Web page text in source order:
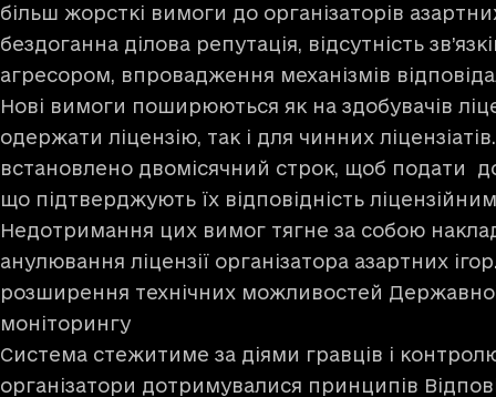
більш жорсткі вимоги до організаторів
бездоганна ділова репутація, відсутність
агресором, впровадження механізмів
Нові вимоги поширюються як на здобувачів
одержати ліцензію, так і для чинних
встановлено двомісячний строк, щоб подати
що підтверджують їх відповідність
Недотримання цих вимог тягне за собою
анулювання ліцензії організатора азартних ігор.
розширення технічних можливостей
моніторингу
Система стежитиме за діями гравців і
організатори дотримувалися принципів